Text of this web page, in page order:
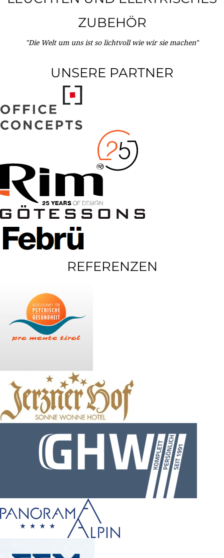
ZUBEHÖR
"Die Welt um uns ist so lichtvoll wie wir sie machen"
UNSERE PARTNER
REFERENZEN